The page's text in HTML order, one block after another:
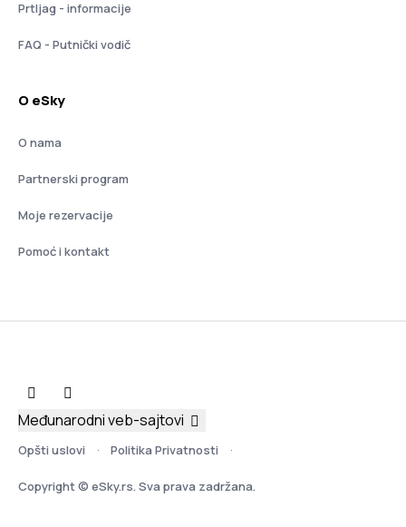
Prtljag - informacije
FAQ - Putnički vodič
O eSky
O nama
Partnerski program
Moje rezervacije
Pomoć i kontakt
Opšti uslovi Politika Privatnosti
Copyright © eSky.rs. Sva prava zadržana.
Međunarodni veb-sajtovi